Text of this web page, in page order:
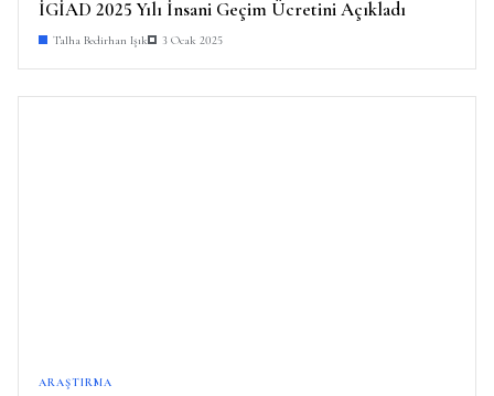
İGİAD 2025 Yılı İnsani Geçim Ücretini Açıkladı
Talha Bedirhan Işık 3 Ocak 2025
ARAŞTIRMA